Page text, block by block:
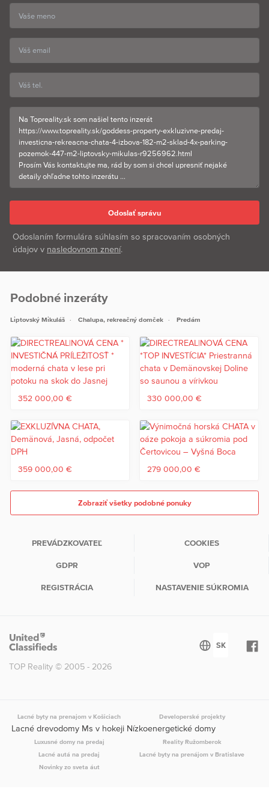
kompletného právneho, finančného a katastrálneho servisu.
GODDESS PROPERTY – Predávame výnimočné miesta pre
výnimočných ľudí.
Odoslaním formulára súhlasím so spracovaním osobných
údajov v nasledovnom znení.
Podobné inzeráty
Liptovský Mikuláš Chalupa, rekreačný domček Predám
352 000,00 € 330 000,00 €
359 000,00 € 279 000,00 €
Zobraziť všetky podobné ponuky
PREVÁDZKOVATEĽ COOKIES
GDPR VOP
REGISTRÁCIA NASTAVENIE SÚKROMIA
TOP Reality © 2005 - 2026
Lacné byty na prenajom v Košiciach Developerské projekty
Lacné drevodomy Ms v hokeji Nízkoenergetické domy
Luxusné domy na predaj
Reality Ružomberok
Lacné autá na predaj
Lacné byty na prenájom v Bratislave
Novinky zo sveta áut